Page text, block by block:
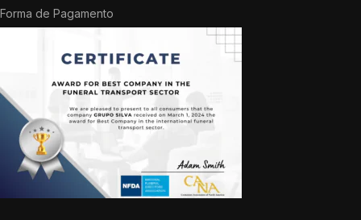
Forma de Pagamento